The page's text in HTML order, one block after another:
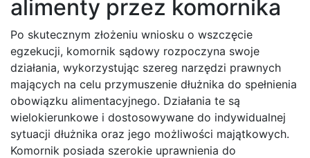
alimenty przez komornika
Po skutecznym złożeniu wniosku o wszczęcie
egzekucji, komornik sądowy rozpoczyna swoje
działania, wykorzystując szereg narzędzi prawnych
mających na celu przymuszenie dłużnika do spełnienia
obowiązku alimentacyjnego. Działania te są
wielokierunkowe i dostosowywane do indywidualnej
sytuacji dłużnika oraz jego możliwości majątkowych.
Komornik posiada szerokie uprawnienia do